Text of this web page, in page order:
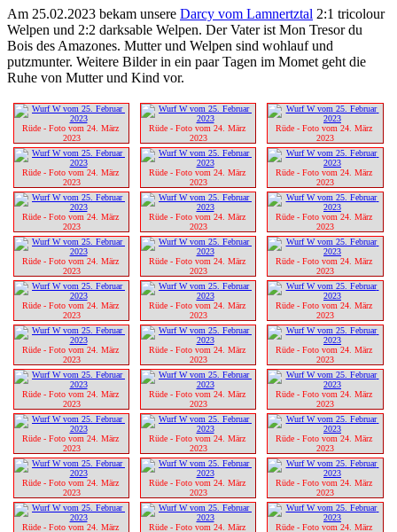
Am 25.02.2023 bekam unsere Darcy vom Lamnertztal 2:1 tricolour
Welpen und 2:2 darksable Welpen. Der Vater ist Mon Tresor du
Bois des Amazones. Mutter und Welpen sind wohlauf und
putzmunter. Weitere Bilder in ein paar Tagen im Momet geht die
Ruhe von Mutter und Kind vor.
Rüde - Foto vom 24. März
2023
Rüde - Foto vom 24. März
2023
Rüde - Foto vom 24. März
2023
Rüde - Foto vom 24. März
2023
Rüde - Foto vom 24. März
2023
Rüde - Foto vom 24. März
2023
Rüde - Foto vom 24. März
2023
Rüde - Foto vom 24. März
2023
Rüde - Foto vom 24. März
2023
Rüde - Foto vom 24. März
2023
Rüde - Foto vom 24. März
2023
Rüde - Foto vom 24. März
2023
Rüde - Foto vom 24. März
2023
Rüde - Foto vom 24. März
2023
Rüde - Foto vom 24. März
2023
Rüde - Foto vom 24. März
2023
Rüde - Foto vom 24. März
2023
Rüde - Foto vom 24. März
2023
Rüde - Foto vom 24. März
2023
Rüde - Foto vom 24. März
2023
Rüde - Foto vom 24. März
2023
Rüde - Foto vom 24. März
2023
Rüde - Foto vom 24. März
2023
Rüde - Foto vom 24. März
2023
Rüde - Foto vom 24. März
2023
Rüde - Foto vom 24. März
2023
Rüde - Foto vom 24. März
2023
Rüde - Foto vom 24. März
Rüde - Foto vom 24. März
Rüde - Foto vom 24. März